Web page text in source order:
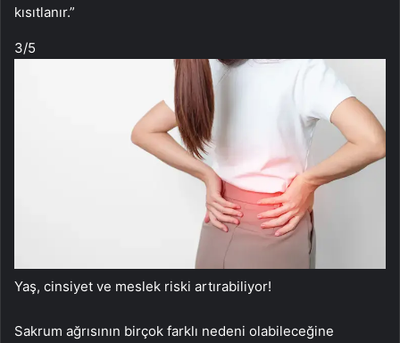
kısıtlanır.”
3/5
Yaş, cinsiyet ve meslek riski artırabiliyor!
Sakrum ağrısının birçok farklı nedeni olabileceğine